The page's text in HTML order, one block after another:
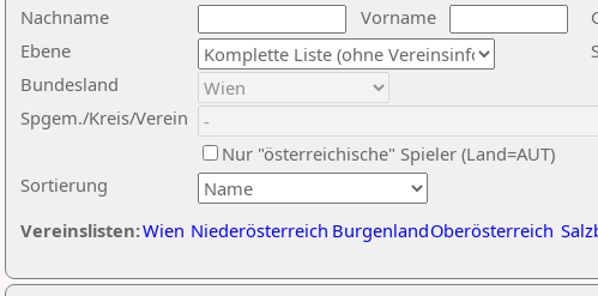
Nachname
Vorname
Ebene
Sortierung
Bundesland
Spgem./Kreis/Verein
Nur "österreichische" Spieler (Land=AUT)
Vereinslisten:Wien Niederösterreich BurgenlandOberösterreich